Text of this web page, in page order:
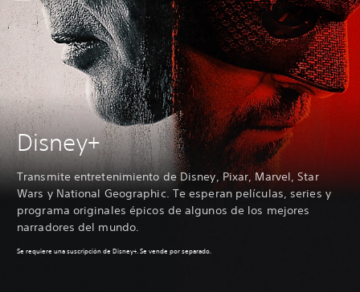
Disney+
Transmite entretenimiento de Disney, Pixar, Marvel, Star
Wars y National Geographic. Te esperan películas, series y
programa originales épicos de algunos de los mejores
narradores del mundo.
Se requiere una suscripción de Disney+. Se vende por separado.